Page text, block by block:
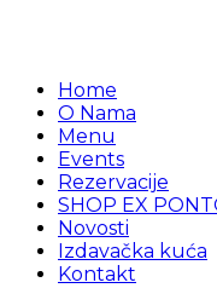
Home
O Nama
Menu
Events
Rezervacije
SHOP EX
Novosti
Izdavačka kuća
Kontakt